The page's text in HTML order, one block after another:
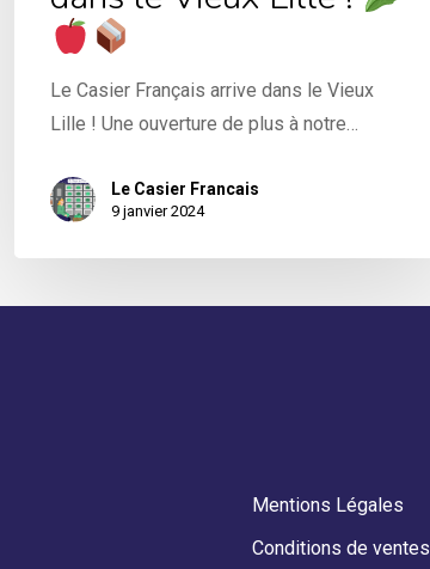
Le Casier Français arrive dans le Vieux
Lille ! Une ouverture de plus à notre…
Le Casier Francais
9 janvier 2024
Mentions Légales
Conditions de ventes